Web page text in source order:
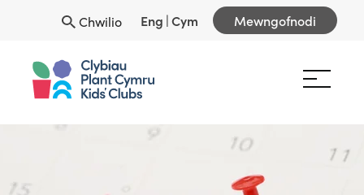
Chwilio Eng |Cym Mewngofnodi